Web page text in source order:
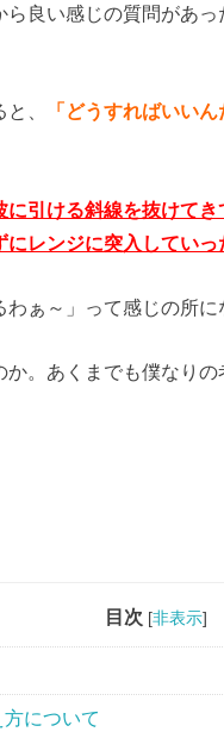
良い感じの質問があ
、 「どうすればいいん
に引ける斜線を抜けて
レンジに突入していっ
ぁ～」って感じの所に
。あくまでも僕なり
目次 [非表示]
について